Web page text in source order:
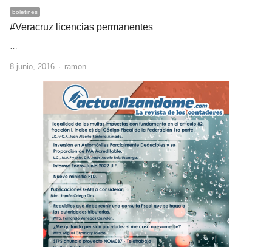
boletines
#‎Veracruz‬ licencias permanentes
…
8 junio, 2016 Author
ramon